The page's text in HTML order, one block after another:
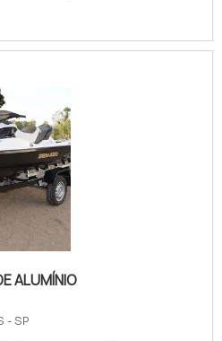
do mercado
que atua
dinâmica e
MAIS RÁPIDA E
atuam como
porém,
de aquisição.
proporcionados
são voltados para
ALUMÍNIO
- SP